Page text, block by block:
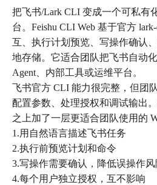
把飞书/Lark CLI 变成一个可私有
台。Feishu CLI Web 基于官方
互、执行计划预览、写操作确认
地存储。它适合团队把飞书自动
Agent、内部工具或运维平台。
飞书官方 CLI 能力很完整，但团
配置参数、处理授权和调试输出
之上加了一层更适合团队使用的
1.用自然语言描述飞书任务
2.执行前预览计划和命令
3.写操作需要确认，降低误操作风
4.每个用户独立授权，互不影响